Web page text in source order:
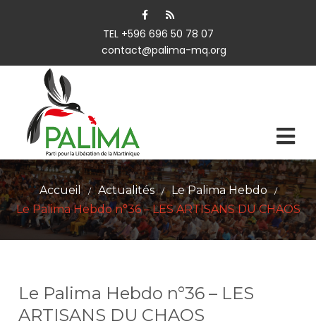
TEL +596 696 50 78 07
contact@palima-mq.org
Accueil / Actualités / Le Palima Hebdo /
Le Palima Hebdo n°36 – LES ARTISANS DU CHAOS
Le Palima Hebdo n°36 – LES
ARTISANS DU CHAOS